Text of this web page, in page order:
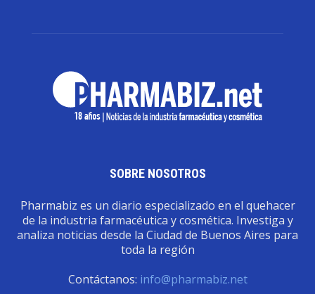
SOBRE NOSOTROS
Pharmabiz es un diario especializado en el quehacer
de la industria farmacéutica y cosmética. Investiga y
analiza noticias desde la Ciudad de Buenos Aires para
toda la región
Contáctanos: info@pharmabiz.net